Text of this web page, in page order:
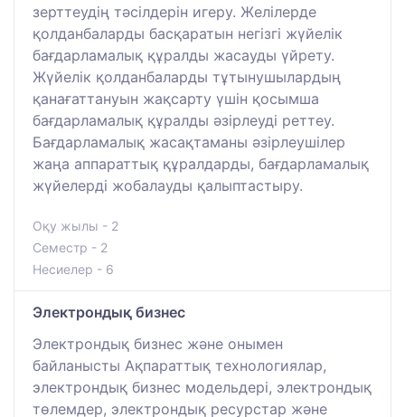
зерттеудің тәсілдерін игеру. Желілерде
қолданбаларды басқаратын негізгі жүйелік
бағдарламалық құралды жасауды үйрету.
Жүйелік қолданбаларды тұтынушылардың
қанағаттануын жақсарту үшін қосымша
бағдарламалық құралды әзірлеуді реттеу.
Бағдарламалық жасақтаманы әзірлеушілер
жаңа аппараттық құралдарды, бағдарламалық
жүйелерді жобалауды қалыптастыру.
Оқу жылы - 2
Семестр - 2
Несиелер - 6
Электрондық бизнес
Электрондық бизнес және онымен
байланысты Ақпараттық технологиялар,
электрондық бизнес модельдері, электрондық
төлемдер, электрондық ресурстар және